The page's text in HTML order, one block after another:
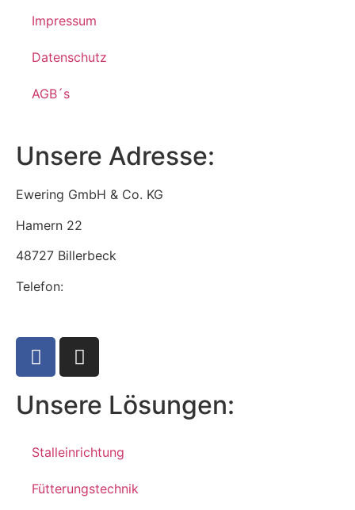
Impressum
Datenschutz
AGB´s
Unsere Adresse:
Ewering GmbH & Co. KG
Hamern 22
48727 Billerbeck
Telefon:
Unsere Lösungen:
Stalleinrichtung
Fütterungstechnik